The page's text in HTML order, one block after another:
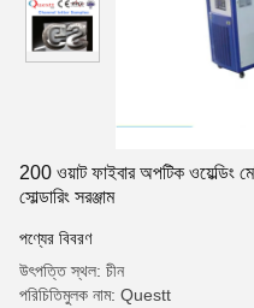
200 ওয়াট ফাইবার অপটিক ওয়েল্ডিং
সোল্ডারিং সরঞ্জাম
পণ্যের বিবরণ
উৎপত্তি স্থল: চীন
পরিচিতিমুলক নাম: Questt